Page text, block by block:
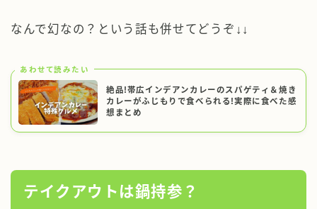
なんで幻なの？という話も併せてどうぞ↓↓
あわせて読みたい
絶品!帯広インデアンカレーのスパゲティ＆焼き
カレーがふじもりで食べられる!実際に食べた感
想まとめ
テイクアウトは鍋持参？